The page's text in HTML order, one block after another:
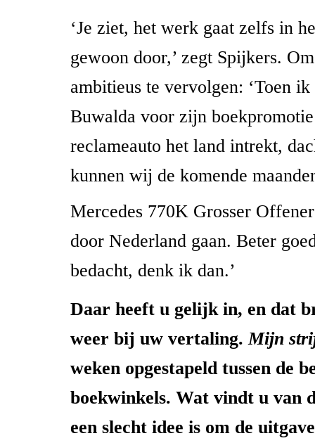
‘Je ziet, het werk gaat zelfs in
gewoon door,’ zegt Spijkers.
ambitieus te vervolgen: ‘Toen
Buwalda voor zijn
reclameauto het land intrekt,
kunnen wij de komende
Mercedes 770K Grosser
door Nederland gaan. Beter
bedacht, denk ik dan.’
Daar heeft u gelijk in, en dat
weer bij uw vertaling.Mijn
weken opgestapeld tussen de
boekwinkels. Wat vindt u van
een slecht idee is om de